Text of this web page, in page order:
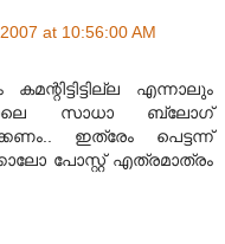
at 10:56:00 AM
എന്നാലും
സാധാ ബ്ലോഗ്
ഇത്രേം പെട്ടന്ന്
പോസ്റ്റ് എത്രമാത്രം